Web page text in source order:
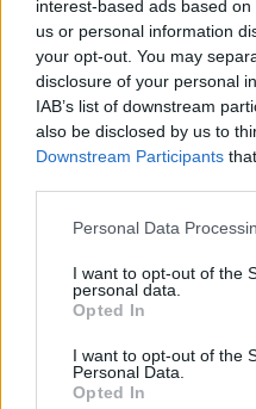
interest-based ads based
us or personal information
your opt-out. You may
disclosure of your personal
IAB’s list of downstream
also be disclosed by us to
Downstream Participants
Please note that this
not limited to your visit or
grant or deny consent to
use your data for below
consent section.
Personal Data
I want to opt-out of the
personal data.
Opted In
I want to opt-out of the
Personal Data.
Opted In
meetingbe